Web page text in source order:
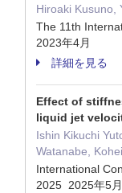
Hiroaki Kusuno,
The 11th
2023年4月
詳細を見る
Effect of
liquid jet
Ishin Kikuchi
Watanabe,
International
2025 2025年5月